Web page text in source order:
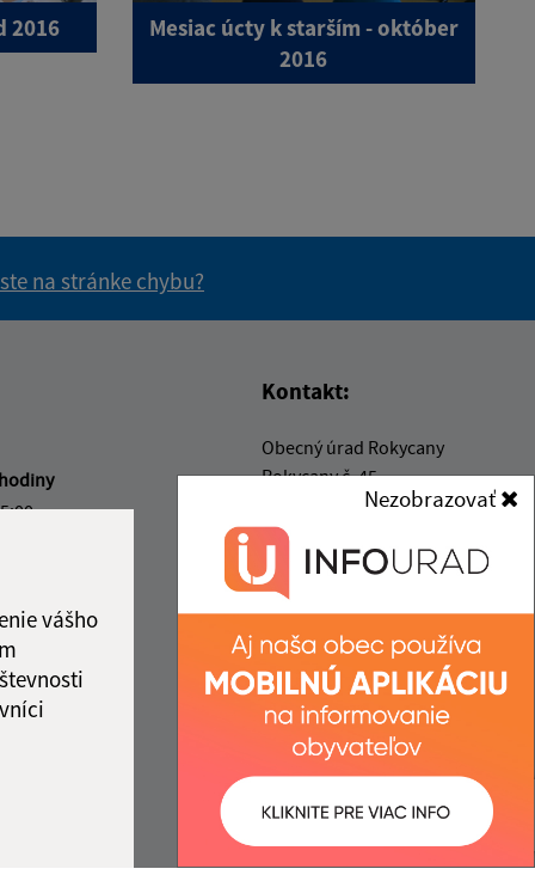
vášho
Nezobrazovať
2016
Mesiac úcty k starším - október
2016
na stránke chybu?
Kontakt:
Obecný úrad Rokycany
Rokycany č. 45
082 41 pošta Bajerov
info@obecrokycany.sk
+421 911 531 394
IČO: 00327701